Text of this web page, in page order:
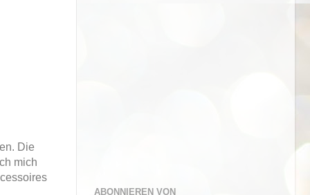
Die
mich
ABONNIEREN VON